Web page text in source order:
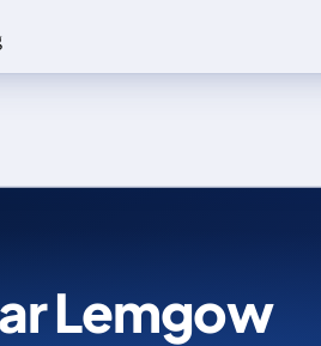
Lemgow